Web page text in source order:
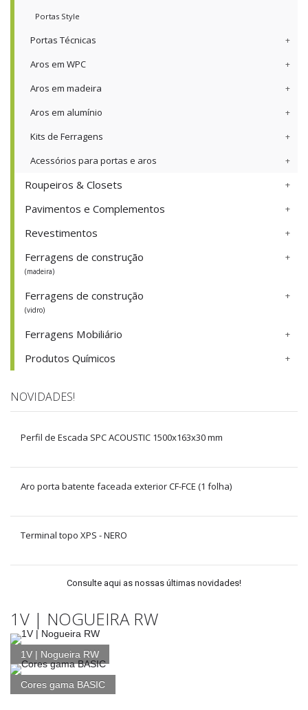
Portas Style
Portas Técnicas
Aros em WPC
Aros em madeira
Aros em alumínio
Kits de Ferragens
Acessórios para portas e aros
Roupeiros & Closets
Pavimentos e Complementos
Revestimentos
Ferragens de construção
(madeira)
Ferragens de construção
(vidro)
Ferragens Mobiliário
Produtos Químicos
NOVIDADES!
Perfil de Escada SPC ACOUSTIC 1500x163x30 mm
Aro porta batente faceada exterior CF-FCE (1 folha)
Terminal topo XPS - NERO
Consulte aqui as nossas últimas novidades!
1V | NOGUEIRA RW
1V | Nogueira RW
Cores gama BASIC